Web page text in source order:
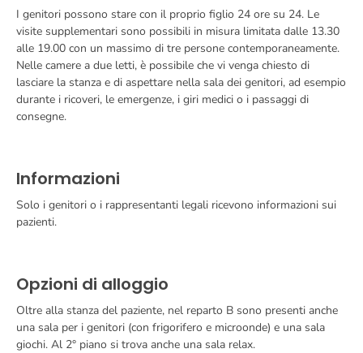
I genitori possono stare con il proprio figlio 24 ore su 24. Le
visite supplementari sono possibili in misura limitata dalle 13.30
alle 19.00 con un massimo di tre persone contemporaneamente.
Nelle camere a due letti, è possibile che vi venga chiesto di
lasciare la stanza e di aspettare nella sala dei genitori, ad esempio
durante i ricoveri, le emergenze, i giri medici o i passaggi di
consegne.
Informazioni
Solo i genitori o i rappresentanti legali ricevono informazioni sui
pazienti.
Opzioni di alloggio
Oltre alla stanza del paziente, nel reparto B sono presenti anche
una sala per i genitori (con frigorifero e microonde) e una sala
giochi. Al 2° piano si trova anche una sala relax.